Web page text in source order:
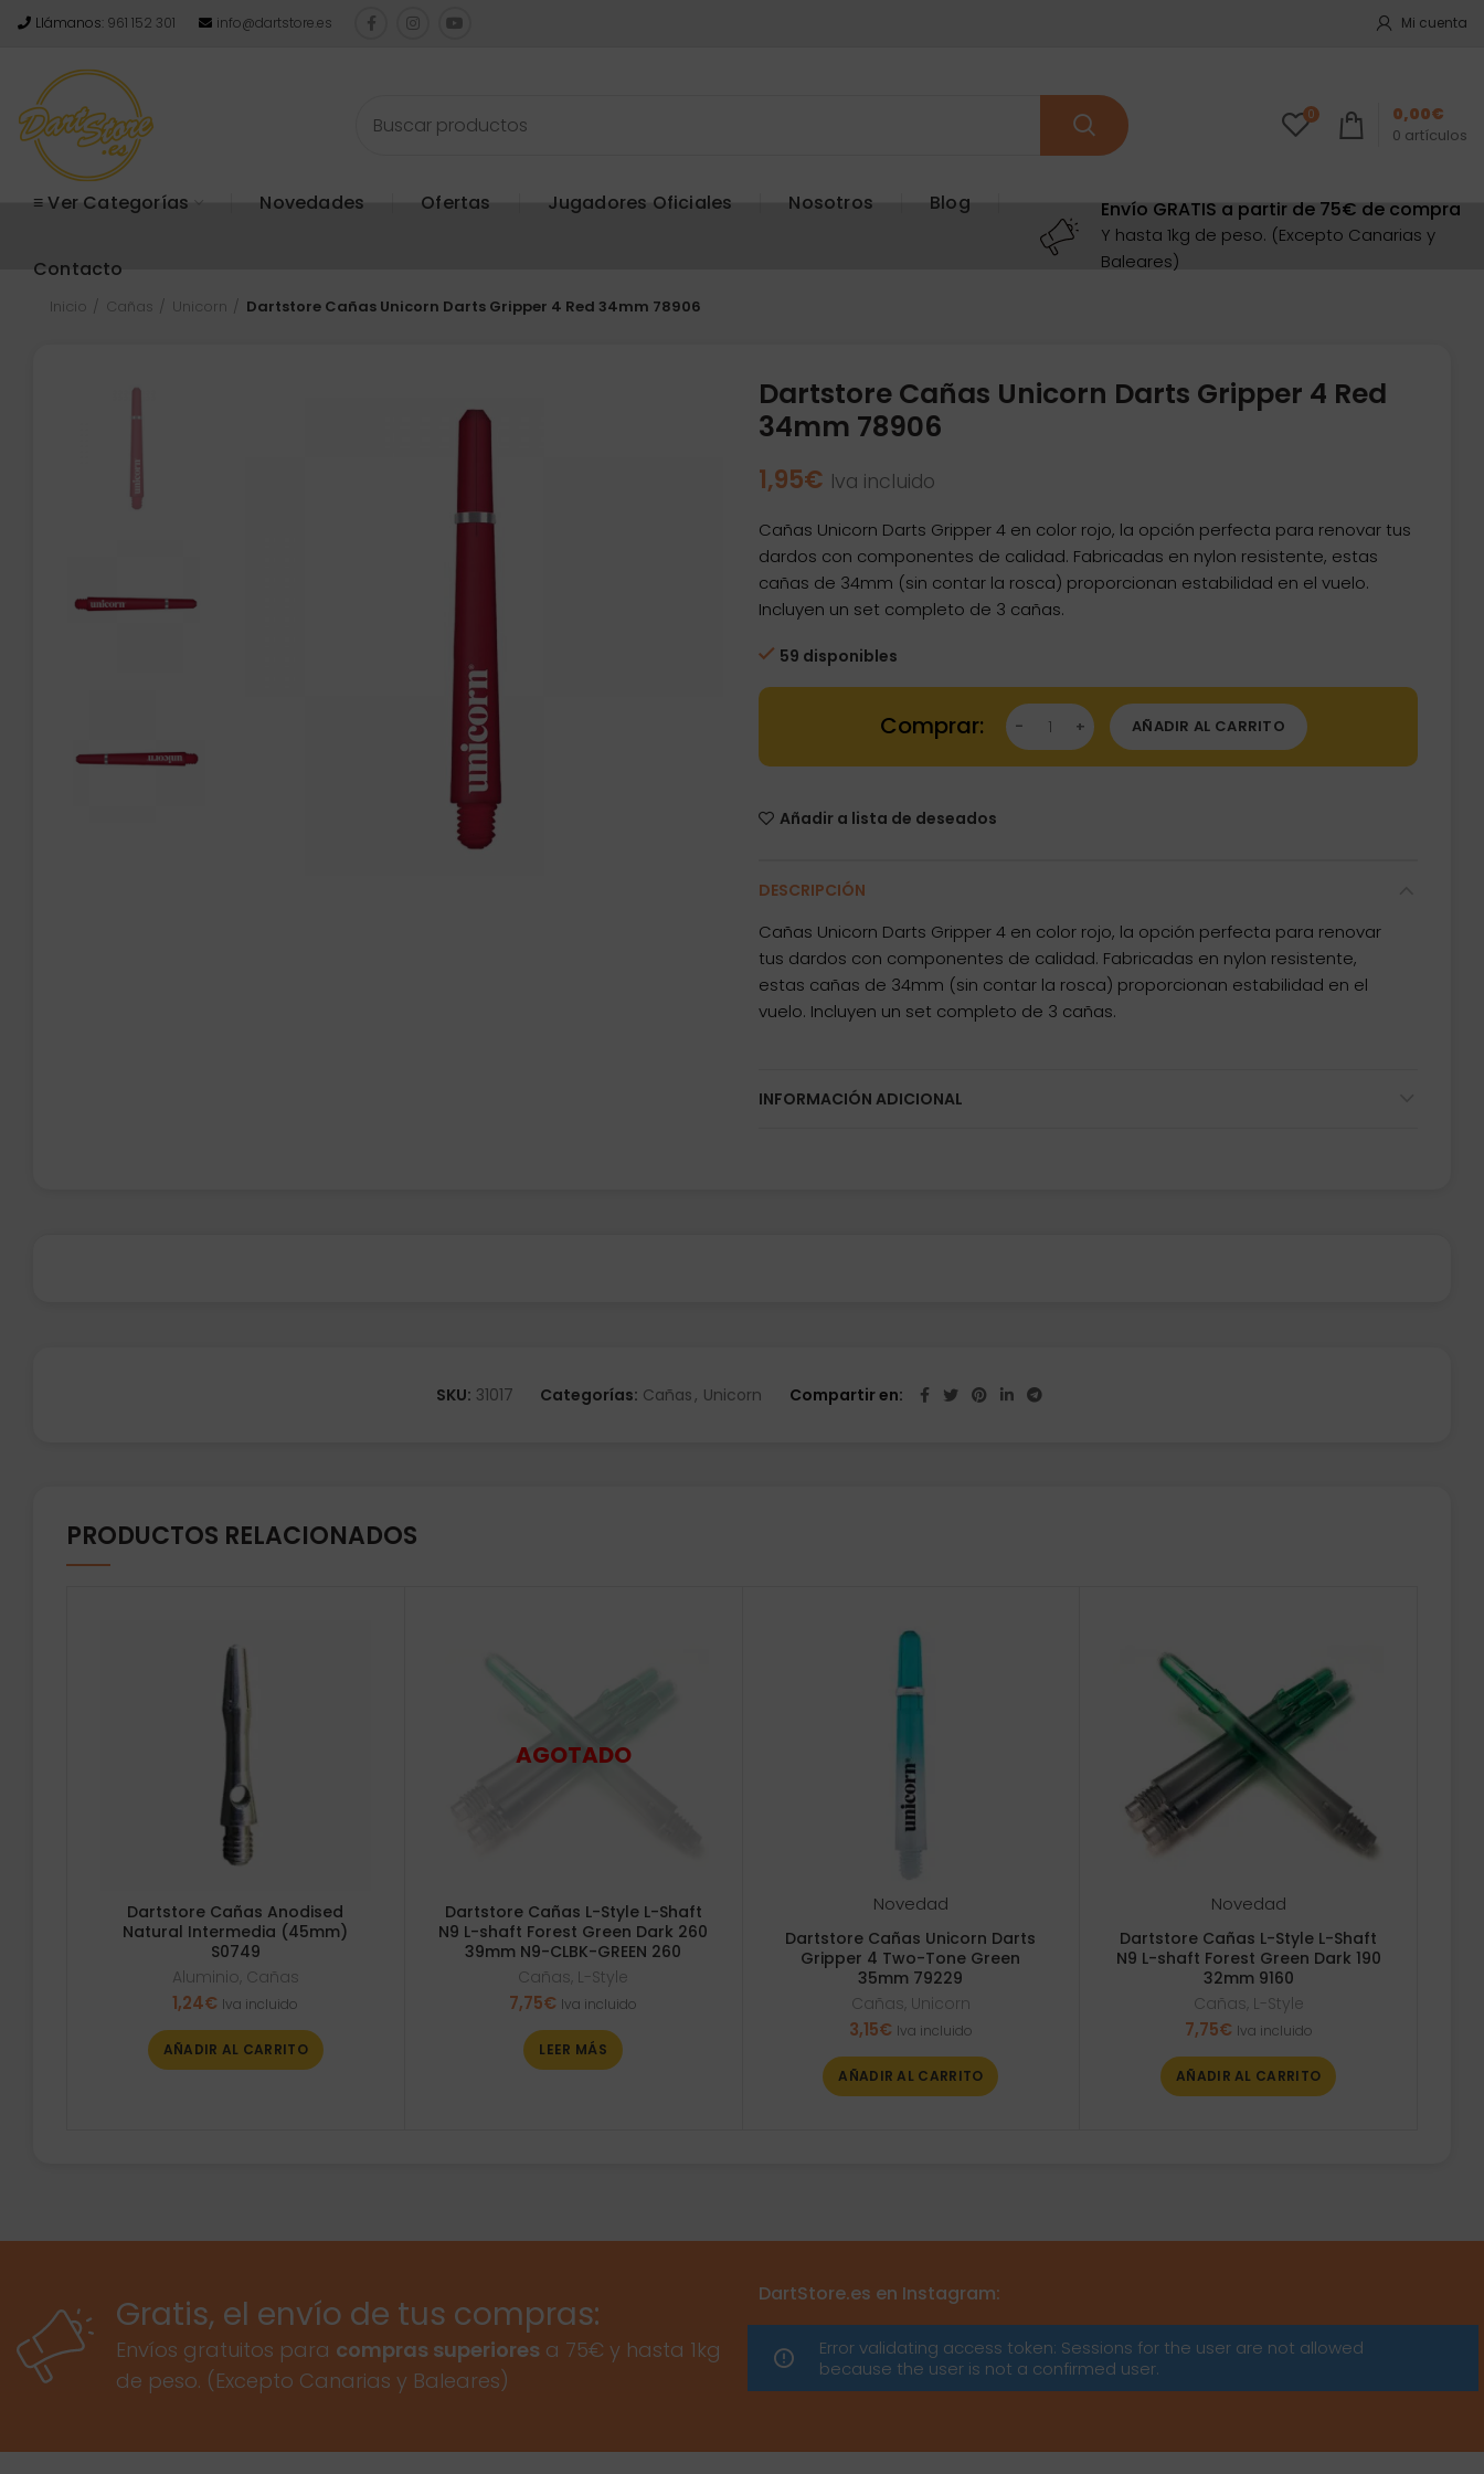
Llámanos: 961 152 301 info@dartstore.es Mi cuenta
0
0 artículos
0,00€
≡ Ver Categorías Novedades Ofertas Jugadores Oficiales Nosotros Blog
Contacto
Envío GRATIS a partir de 75€ de compra
Y hasta 1kg de peso. (Excepto Canarias y
Baleares)
Inicio Cañas Unicorn Dartstore Cañas Unicorn Darts Gripper 4 Red 34mm 78906
Dartstore Cañas Unicorn Darts Gripper 4 Red
34mm 78906
1,95€ Iva incluido
Cañas Unicorn Darts Gripper 4 en color rojo, la opción perfecta para renovar tus
dardos con componentes de calidad. Fabricadas en nylon resistente, estas
cañas de 34mm (sin contar la rosca) proporcionan estabilidad en el vuelo.
Incluyen un set completo de 3 cañas.
59 disponibles
Dartstore Cañas Unicorn Darts Gripper 4 Red 34mm 78906 cantidad
AÑADIR AL CARRITO
Añadir a lista de deseados
DESCRIPCIÓN
Cañas Unicorn Darts Gripper 4 en color rojo, la opción perfecta para renovar
tus dardos con componentes de calidad. Fabricadas en nylon resistente,
estas cañas de 34mm (sin contar la rosca) proporcionan estabilidad en el
vuelo. Incluyen un set completo de 3 cañas.
INFORMACIÓN ADICIONAL
SKU: 31017 Categorías: Cañas, Unicorn Compartir en
PRODUCTOS RELACIONADOS
Dartstore Cañas Anodised
Natural Intermedia (45mm)
S0749
Aluminio, Cañas
1,24€ Iva incluido
AÑADIR AL CARRITO
Dartstore Cañas L-Style L-Shaft
N9 L-shaft Forest Green Dark 260
39mm N9-CLBK-GREEN 260
Cañas, L-Style
7,75€ Iva incluido
LEER MÁS
Novedad
Dartstore Cañas Unicorn Darts
Gripper 4 Two-Tone Green
35mm 79229
Cañas, Unicorn
3,15€ Iva incluido
AÑADIR AL CARRITO
Novedad
Dartstore Cañas L-Style L-Shaft
N9 L-shaft Forest Green Dark 190
32mm 9160
Cañas, L-Style
7,75€ Iva incluido
AÑADIR AL CARRITO
Gratis, el envío de tus compras:
Envíos gratuitos para compras superiores a 75€ y hasta 1kg
de peso. (Excepto Canarias y Baleares)
DartStore.es en Instagram:
Error validating access token: Sessions for the user are not allowed
because the user is not a confirmed user.